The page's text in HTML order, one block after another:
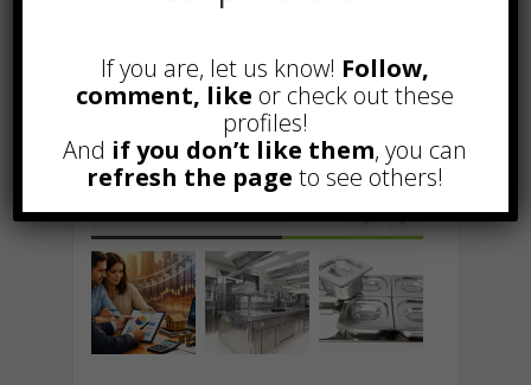
o
k
A
p
p
a
m
dI
n h
at
Li
n
k
vi
di
Bagni chimici, quali accessori?
Più della metà degli italiani si è
trasferita all’estero
Related Posts
If you are, let us know! Follow,
comment, like or check out these
profiles!
And if you don’t like them, you can
refresh the page to see others!